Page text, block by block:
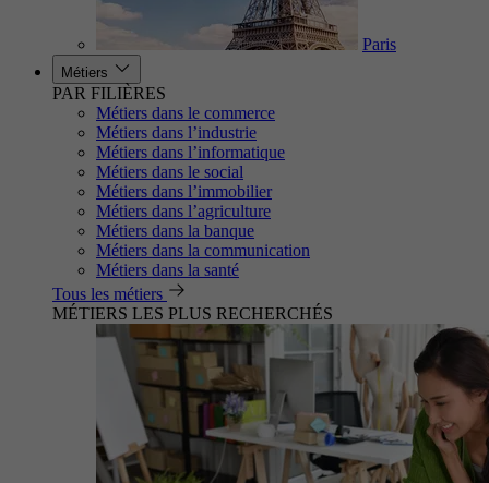
Paris
Métiers
PAR FILIÈRES
Métiers dans le commerce
Métiers dans l’industrie
Métiers dans l’informatique
Métiers dans le social
Métiers dans l’immobilier
Métiers dans l’agriculture
Métiers dans la banque
Métiers dans la communication
Métiers dans la santé
Tous les métiers
MÉTIERS LES PLUS RECHERCHÉS